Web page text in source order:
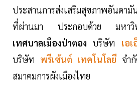
ประสานการส่งเสริมสุขภาพอันดา
ที่ผ่านมา ประกอบด้วย มหาวิท
เทศบาลเมืองป่าตอง บริษัท เอ
บริษัท พรีเซ้นต์ เทคโนโลยี จำ
สมาคมการผังเมืองไทย